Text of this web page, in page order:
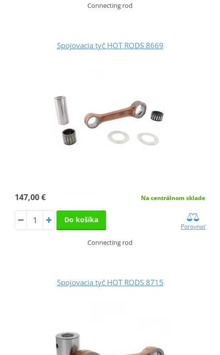
Connecting rod
Spojovacia tyč HOT RODS 8669
147,00 € Na centrálnom sklade
Do košíka
Porovnať
Connecting rod
Spojovacia tyč HOT RODS 8715